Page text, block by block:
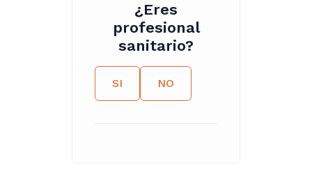
¿Eres
profesional
sanitario?
SI NO